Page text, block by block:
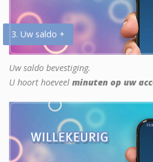
3. Uw saldo +
Uw saldo bevestiging.
U hoort hoeveel minuten op uw